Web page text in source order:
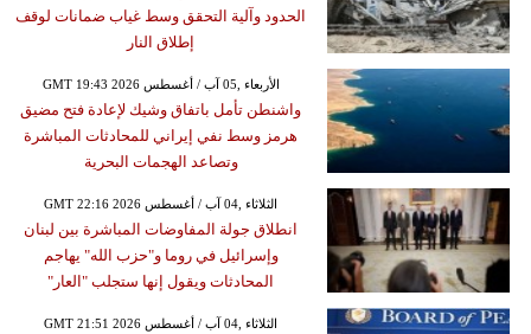
الحدود وآلية التحقق وسط غياب ضمانات لوقف
إطلاق النار
GMT 19:43 2026 الأربعاء ,05 آب / أغسطس
واشنطن تأمل باتفاق وشيك لإعادة فتح مضيق
هرمز وسط نفي إيراني للمحادثات المباشرة
وتصاعد الهجمات البحرية
GMT 22:16 2026 الثلاثاء ,04 آب / أغسطس
انطلاق جولة المفاوضات المباشرة بين لبنان
وإسرائيل في روما و"حزب الله" يهاجم
المحادثات ويقول إنها ستجلب "العار"
GMT 21:51 2026 الثلاثاء ,04 آب / أغسطس